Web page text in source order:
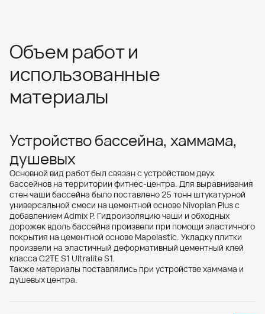
Объем работ и
использованные
материалы
Устройство бассейна, хаммама,
душевых
Основной вид работ был связан с устройством двух
бассейнов на территории фитнес-центра. Для выравнивания
стен чаши бассейна было поставлено 25 тонн штукатурной
универсальной смеси на цементной основе Nivoplan Plus с
добавлением Admix P. Гидроизоляцию чаши и обходных
дорожек вдоль бассейна произвели при помощи эластичного
покрытия на цементной основе Mapelastic. Укладку плитки
произвели на эластичный деформативный цементный клей
класса С2ТЕ S1 Ultralite S1.
Также материалы поставлялись при устройстве хаммама и
душевых центра.